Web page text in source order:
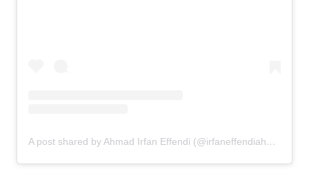
A post shared by Ahmad Irfan Effendi (@irfaneffendiahmad)